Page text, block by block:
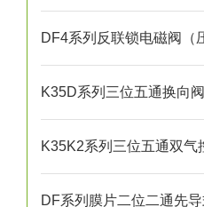
K35D系列三位五通换向阀